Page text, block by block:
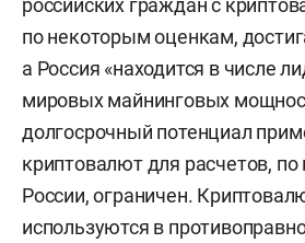
по некоторым оценкам,
а Россия «находится в числе
мировых майнинговых
долгосрочный потенциал
криптовалют для расчетов,
России, ограничен.
используются в